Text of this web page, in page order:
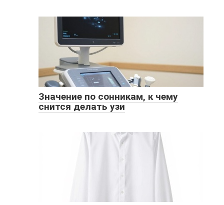
Значение по сонникам, к чему
снится делать узи